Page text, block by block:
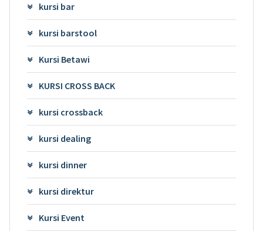
kursi bar
kursi barstool
Kursi Betawi
KURSI CROSS BACK
kursi crossback
kursi dealing
kursi dinner
kursi direktur
Kursi Event